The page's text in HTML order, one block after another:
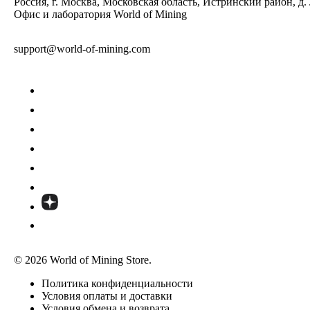
Офис и лаборатория World of Mining
support@world-of-mining.com
© 2026 World of Mining Store.
Политика конфиденциальности
Условия оплаты и доставки